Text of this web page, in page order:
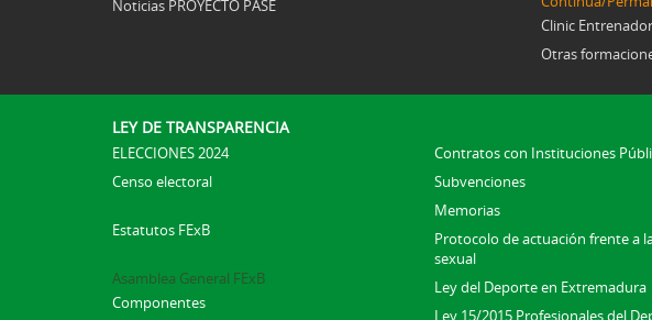
Noticias PROYECTO PASE
Clinic
Otras
LEY DE TRANSPARENCIA
ELECCIONES 2024
Censo electoral
Estatutos FExB
Asamblea General FExB
Componentes
Contratos con Instituciones
Subvenciones
Memorias
Protocolo de actuación frente a
sexual
Ley del Deporte en Extremadura
Ley 15/2015 Profesionales del